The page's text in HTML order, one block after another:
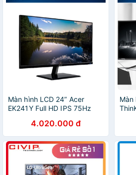
Màn hình LCD 24” Acer
EK241Y Full HD IPS 75Hz
4.020.000 đ
Màn